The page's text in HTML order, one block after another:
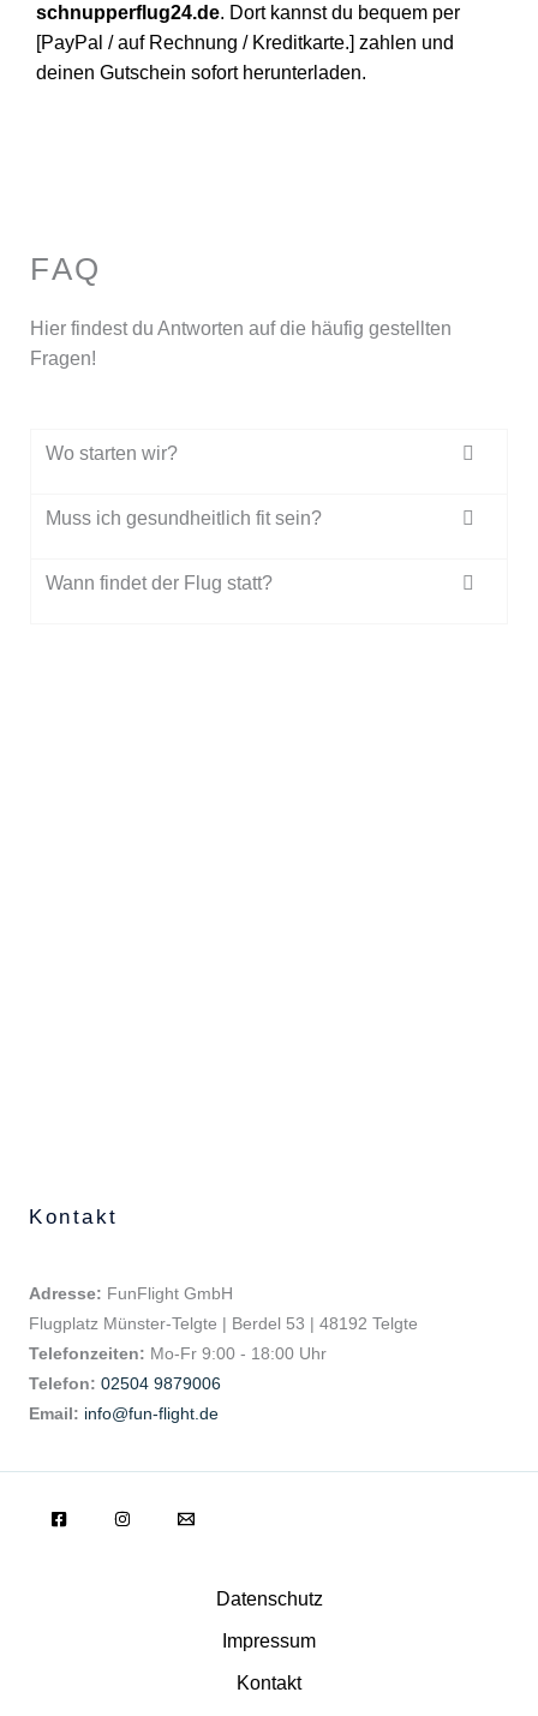
schnupperflug24.de. Dort kannst du bequem per
[PayPal / auf Rechnung / Kreditkarte.] zahlen und
deinen Gutschein sofort herunterladen.
FAQ
Hier findest du Antworten auf die häufig gestellten
Fragen!
Wo starten wir?
Muss ich gesundheitlich fit sein?
Wann findet der Flug statt?
Kontakt
Adresse: FunFlight GmbH
Flugplatz Münster-Telgte | Berdel 53 | 48192 Telgte
Telefonzeiten: Mo-Fr 9:00 - 18:00 Uhr
Telefon: 02504 9879006
Email: info@fun-flight.de
Datenschutz
Impressum
Kontakt